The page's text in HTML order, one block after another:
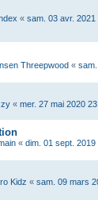
« sam. 03 avr. 2021
Threepwood «
« mer. 27 mai 2020
« dim. 01 sept. 2019
Kidz « sam. 09 mars